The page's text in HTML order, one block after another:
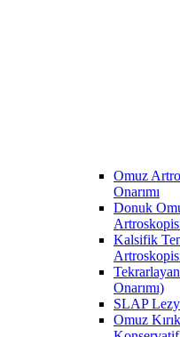
Omuz
Onarımı
Donuk
Kalsifik
Onarımı)
SLAP
Omuz